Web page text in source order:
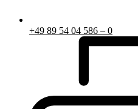
+49 89 54 04 586 – 0